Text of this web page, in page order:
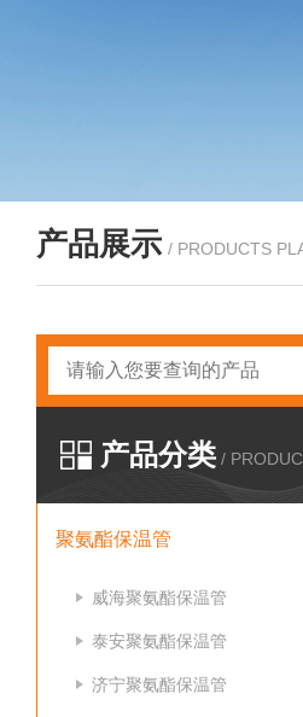
产品展示 / PRODUCTS
产品分类 /
聚氨酯保温管
威海聚氨酯保温管
泰安聚氨酯保温管
济宁聚氨酯保温管